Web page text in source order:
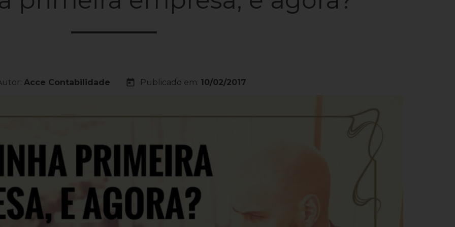
Acce Contabilidade today Publicado em: 10/02/2017